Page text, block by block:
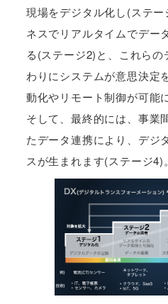
現場をデジタル化し(ステ
ネスでリアルタイムでデー
る(ステージ2)と、これら
わりにシステムが意思決定
動化やリモート制御が可能
そして、最終的には、事業
たデータ連携により、デジ
スが生まれます(ステージ4)。